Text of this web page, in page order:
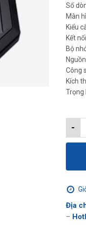
Số
Màn
Kiểu
Kết nối
Bộ
Công
Kích
Trọng
-
Địa
–